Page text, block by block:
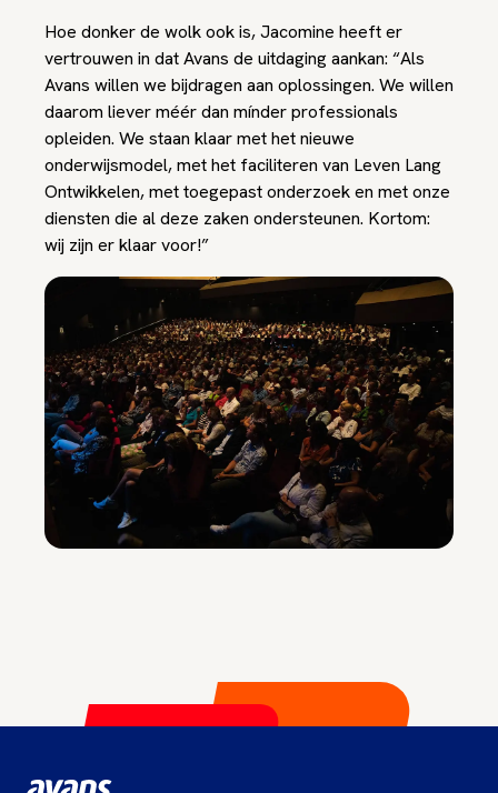
Hoe donker de wolk ook is, Jacomine heeft er
vertrouwen in dat Avans de uitdaging aankan: “Als
Avans willen we bijdragen aan oplossingen. We willen
daarom liever méér dan mínder professionals
opleiden. We staan klaar met het nieuwe
onderwijsmodel, met het faciliteren van Leven Lang
Ontwikkelen, met toegepast onderzoek en met onze
diensten die al deze zaken ondersteunen. Kortom:
wij zijn er klaar voor!”